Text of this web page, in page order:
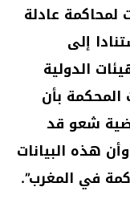
لمحاكمة عادلة
إلى
الدولية
المحكمة بأن
شعو قد
هذه البيانات
في المغرب”.